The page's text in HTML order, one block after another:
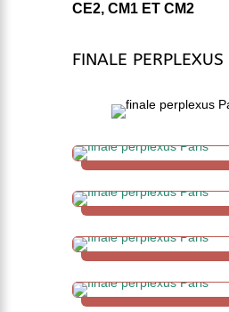
CE2, CM1 ET CM2
FINALE